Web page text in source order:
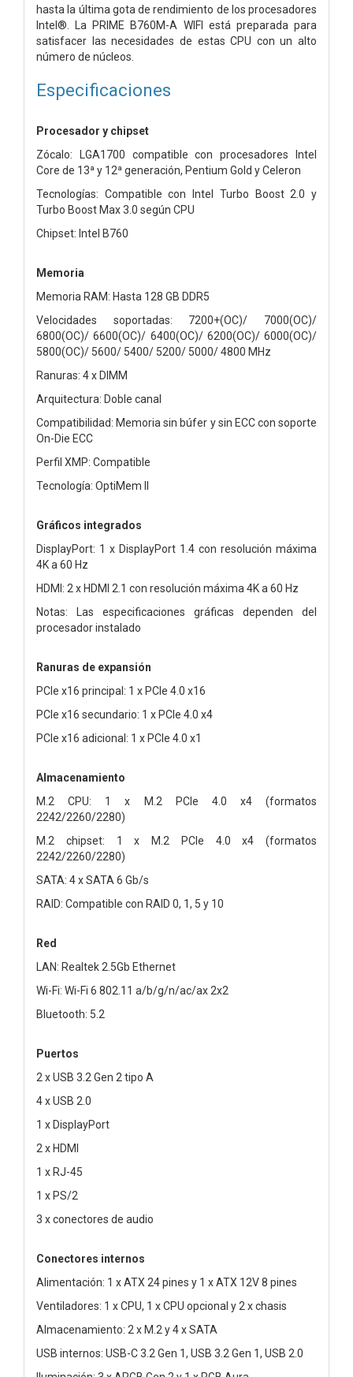
hasta la última gota de rendimiento de los procesadores
Intel®. La PRIME B760M-A WIFI está preparada para
satisfacer las necesidades de estas CPU con un alto
número de núcleos.
Especificaciones
Procesador y chipset
Zócalo: LGA1700 compatible con procesadores Intel
Core de 13ª y 12ª generación, Pentium Gold y Celeron
Tecnologías: Compatible con Intel Turbo Boost 2.0 y
Turbo Boost Max 3.0 según CPU
Chipset: Intel B760
Memoria
Memoria RAM: Hasta 128 GB DDR5
Velocidades soportadas: 7200+(OC)/ 7000(OC)/
6800(OC)/ 6600(OC)/ 6400(OC)/ 6200(OC)/ 6000(OC)/
5800(OC)/ 5600/ 5400/ 5200/ 5000/ 4800 MHz
Ranuras: 4 x DIMM
Arquitectura: Doble canal
Compatibilidad: Memoria sin búfer y sin ECC con soporte
On-Die ECC
Perfil XMP: Compatible
Tecnología: OptiMem II
Gráficos integrados
DisplayPort: 1 x DisplayPort 1.4 con resolución máxima
4K a 60 Hz
HDMI: 2 x HDMI 2.1 con resolución máxima 4K a 60 Hz
Notas: Las especificaciones gráficas dependen del
procesador instalado
Ranuras de expansión
PCIe x16 principal: 1 x PCIe 4.0 x16
PCIe x16 secundario: 1 x PCIe 4.0 x4
PCIe x16 adicional: 1 x PCIe 4.0 x1
Almacenamiento
M.2 CPU: 1 x M.2 PCIe 4.0 x4 (formatos
2242/2260/2280)
M.2 chipset: 1 x M.2 PCIe 4.0 x4 (formatos
2242/2260/2280)
SATA: 4 x SATA 6 Gb/s
RAID: Compatible con RAID 0, 1, 5 y 10
Red
LAN: Realtek 2.5Gb Ethernet
Wi-Fi: Wi-Fi 6 802.11 a/b/g/n/ac/ax 2x2
Bluetooth: 5.2
Puertos
2 x USB 3.2 Gen 2 tipo A
4 x USB 2.0
1 x DisplayPort
2 x HDMI
1 x RJ-45
1 x PS/2
3 x conectores de audio
Conectores internos
Alimentación: 1 x ATX 24 pines y 1 x ATX 12V 8 pines
Ventiladores: 1 x CPU, 1 x CPU opcional y 2 x chasis
Almacenamiento: 2 x M.2 y 4 x SATA
USB internos: USB-C 3.2 Gen 1, USB 3.2 Gen 1, USB 2.0